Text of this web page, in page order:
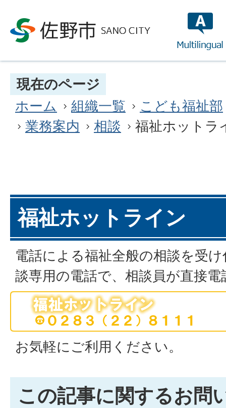
現在のページ
ホーム
組織一覧
こども福祉部
業務案内
相談 福祉ホットラ
福祉ホットライン
電話による福祉全般の相談を受
談専用の電話で、相談員が直接
お気軽にご利用ください。
この記事に関するお問